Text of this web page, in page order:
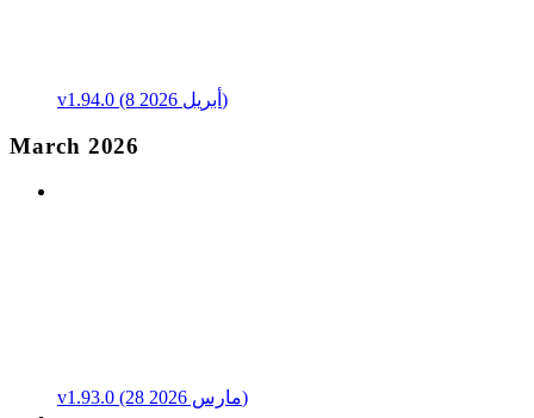
v1.94.0 (8 أبريل 2026)
March 2026
v1.93.0 (28 مارس 2026)